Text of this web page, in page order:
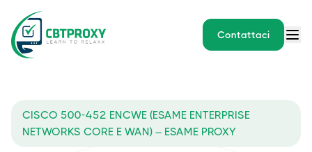
Contattaci
CISCO 500-452 ENCWE (ESAME ENTERPRISE
NETWORKS CORE E WAN) – ESAME PROXY